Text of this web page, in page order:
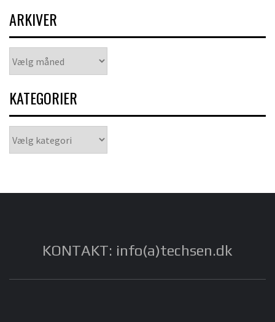
ARKIVER
KATEGORIER
KONTAKT: info(a)techsen.dk